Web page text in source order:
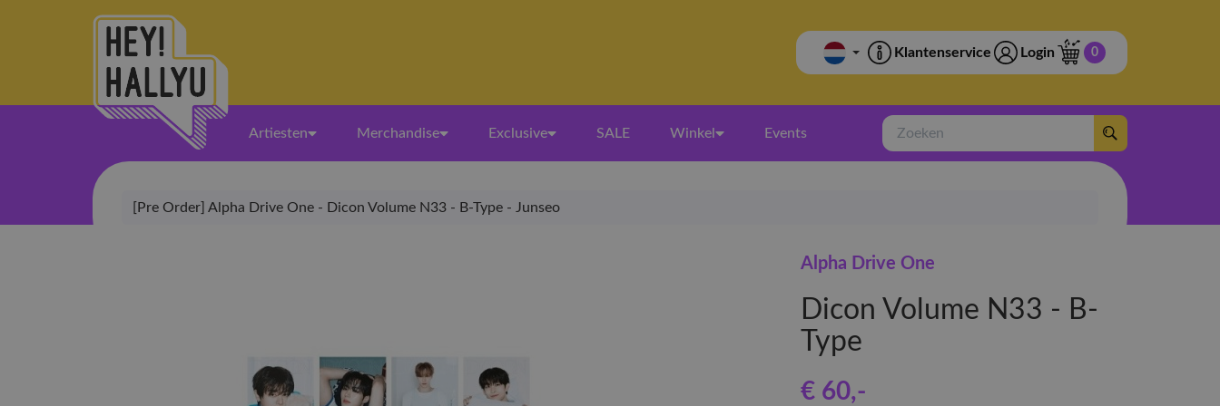
Klantenservice Login 0
Artiesten Merchandise Exclusive SALE Winkel Events
Zoeken
[Pre Order] Alpha Drive One - Dicon Volume N33 - B-Type - Junseo
Alpha Drive One
Dicon Volume N33 - B-
Type
€ 60,-